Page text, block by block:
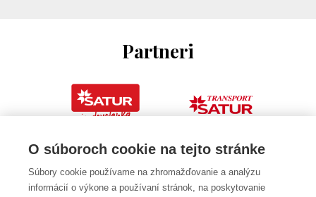
Partneri
O súboroch cookie na tejto stránke
Súbory cookie používame na zhromažďovanie a analýzu
informácií o výkone a používaní stránok, na poskytovanie